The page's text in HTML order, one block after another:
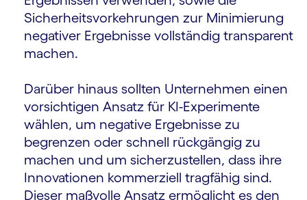
Sicherheitsvorkehrungen zur Minimierung
negativer Ergebnisse vollständig transparent
machen.
Darüber hinaus sollten Unternehmen einen
vorsichtigen Ansatz für KI-Experimente
wählen, um negative Ergebnisse zu
begrenzen oder schnell rückgängig zu
machen und um sicherzustellen, dass ihre
Innovationen kommerziell tragfähig sind.
Dieser maßvolle Ansatz ermöglicht es den